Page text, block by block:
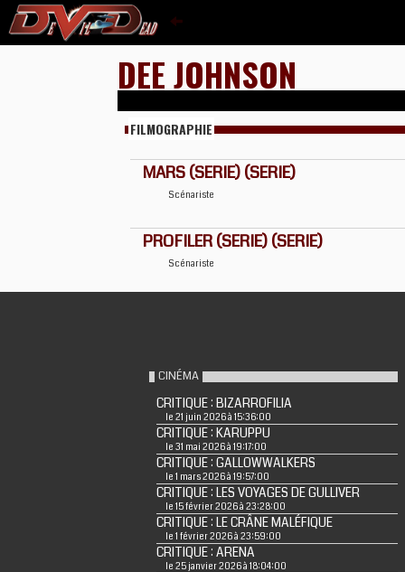
DEE JOHNSON
FILMOGRAPHIE
MARS (SERIE) (SERIE)
Scénariste
PROFILER (SERIE) (SERIE)
Scénariste
CINÉMA
CRITIQUE : BIZARROFILIA
le 21 juin 2026 à 15:36:00
CRITIQUE : KARUPPU
le 31 mai 2026 à 19:17:00
CRITIQUE : GALLOWWALKERS
le 1 mars 2026 à 19:57:00
CRITIQUE : LES VOYAGES DE GULLIVER
le 15 février 2026 à 23:28:00
CRITIQUE : LE CRÂNE MALÉFIQUE
le 1 février 2026 à 23:59:00
CRITIQUE : ARENA
le 25 janvier 2026 à 18:04:00